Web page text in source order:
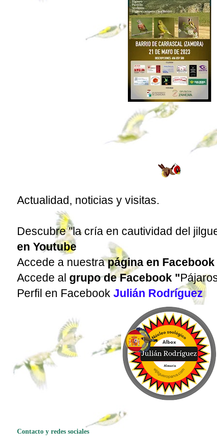
Actualidad, noticias y visitas.
Descubre "la cría en cautividad del
en Youtube
Accede a nuestrapágina en Facebook
Accede al grupo de Facebook "
Perfil en Facebook Julián Rodríguez
Contacto y redes sociales